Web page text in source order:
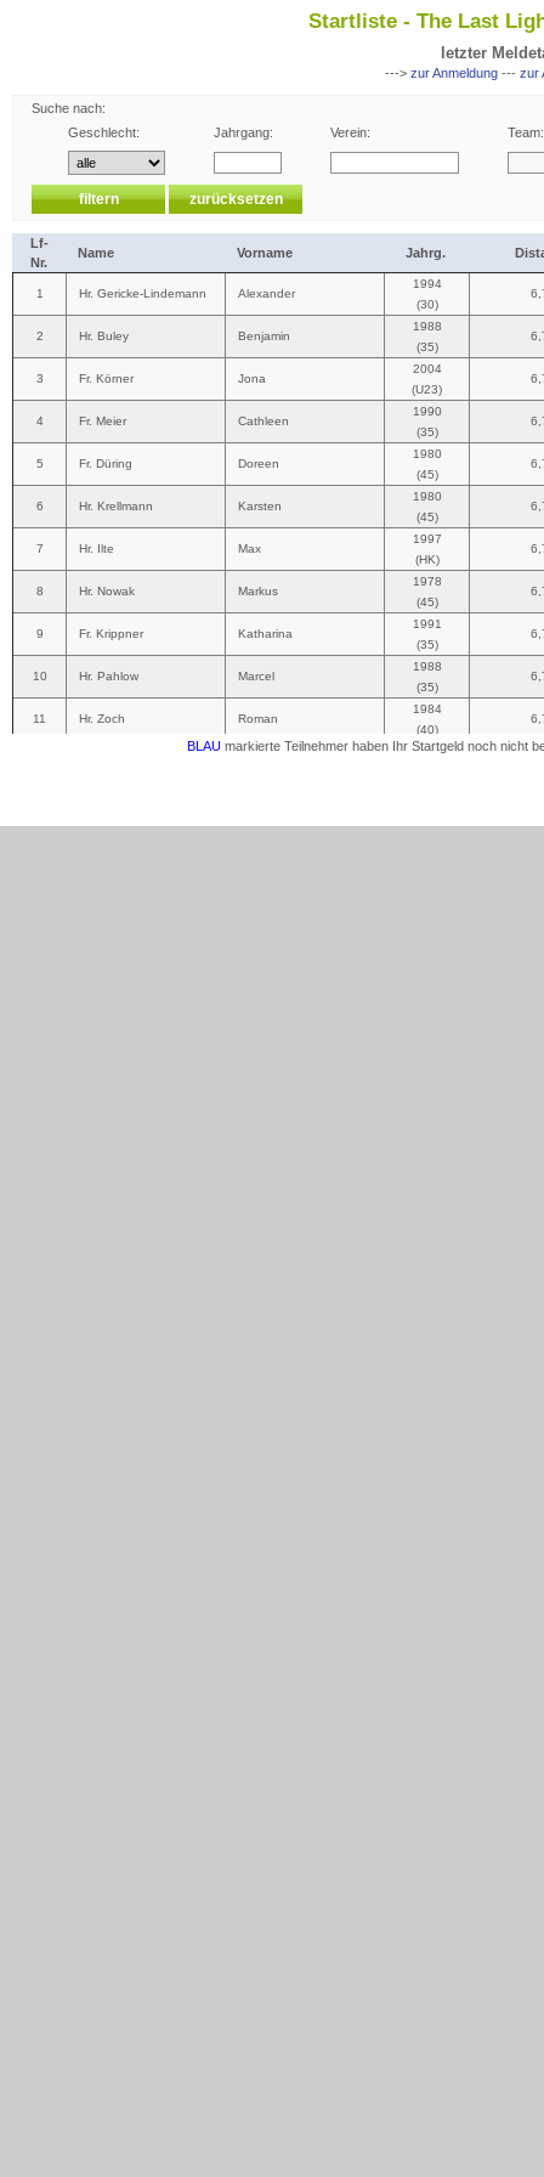
Startliste - The Last
letzter
---> zur Anmeldung--- zur
Suche nach:
Geschlecht:
Jahrgang: Verein: Team:
Lf-
Nr.
Name Vorname Jahrg.
BLAU markierte Teilnehmer haben Ihr Startgeld noch nicht